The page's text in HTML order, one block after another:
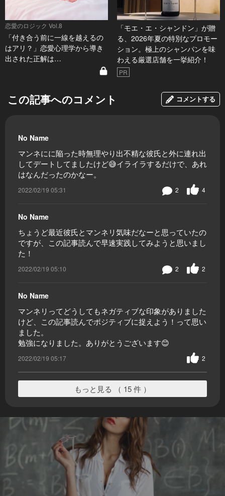
恋愛のロジック Vol.8
「付き合う前に一線を越えるの
はアリ？」恋愛心理学から導き
出された正解は…
「モエ・エ・シャンドン」が贈
る、2026年夏の特別なプロモー
ション。極上のシャンパンを味
わえる厳選店舗を一挙紹介！
PR
この記事へのコメント コメントする
No Name
マンネにに陥った時無理やり出不精な彼氏と外に連れ出
してデートしてましたけど😅イライラするだけで、あれ
はなんだったのかなー。
2022/02/19 05:31 4
2
No Name
ちょうど最近彼氏とマンネリ気味だなーと思っていたの
ですが、この記事読んで早速実践してみようと思いまし
た！
2022/02/19 05:10 2
2
No Name
マンネリってどうしてもネガティブな印象がありました
けど、この記事読んでポジティブに捉えよう！って思い
ました。
勉強になりました。ありがとうございます😊
2022/02/19 05:17 2
もっと見る （ 15 件 ）